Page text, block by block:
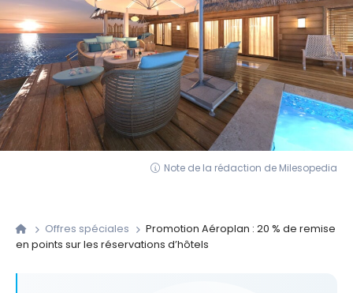
Note de la rédaction de Milesopedia
Offres spéciales
Promotion Aéroplan : 20 % de remise
en points sur les réservations d’hôtels